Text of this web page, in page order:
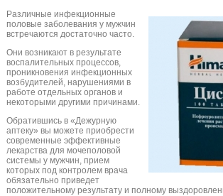
Различные инфекционные
половые заболевания у мужчин
встречаются достаточно часто.
Они возникают в результате
воспалительных процессов,
проникновения инфекционных
возбудителей, нарушениями в
работе отдельных органов и
некоторыми другими причинами.
Обратившись в «Дежурную
аптеку» вы можете приобрести
современные эффективные
лекарства для мочеполовой
системы у мужчин, прием
которых под контролем врача
обязательно приведет
положительному результату и полному